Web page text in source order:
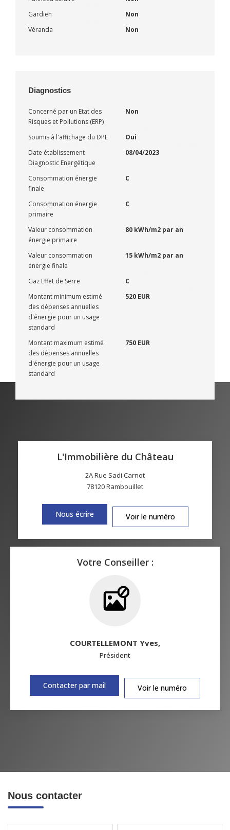
Gardien
Non
Véranda
Non
Diagnostics
Concerné par un Etat des
Risques et Pollutions (ERP)
Non
Soumis à l'affichage du DPE
Oui
Date établissement
Diagnostic Energétique
08/04/2023
Consommation énergie
finale
C
Consommation énergie
primaire
C
Valeur consommation
énergie primaire
80 kWh/m2 par an
Valeur consommation
énergie finale
15 kWh/m2 par an
Gaz Effet de Serre
C
Montant minimum estimé
des dépenses annuelles
d'énergie pour un usage
standard
520 EUR
Montant maximum estimé
des dépenses annuelles
d'énergie pour un usage
standard
750 EUR
L'Immobilière du Château
2A Rue Sadi Carnot
78120Rambouillet
Nous écrire Voir le numéro
Votre Conseiller :
COURTELLEMONT Yves,
Président
Contacter par mail Voir le numéro
Nous contacter